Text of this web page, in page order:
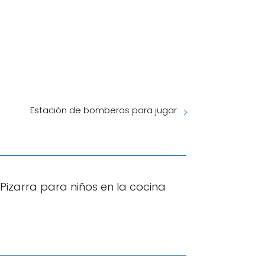
Estación de bomberos para jugar
Pizarra para niños en la cocina